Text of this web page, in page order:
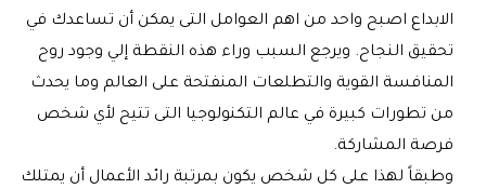
الابداع اصبح واحد من اهم العوامل التى يمكن أن تساعدك في
تحقيق النجاح. ويرجع السبب وراء هذه النقطة إلي وجود روح
المنافسة القوية والتطلعات المنفتحة على العالم وما يحدث
من تطورات كبيرة في عالم التكنولوجيا التى تتيح لأي شخص
فرصة المشاركة.
وطبقاً لهذا على كل شخص يكون بمرتبة رائد الأعمال أن يمتلك